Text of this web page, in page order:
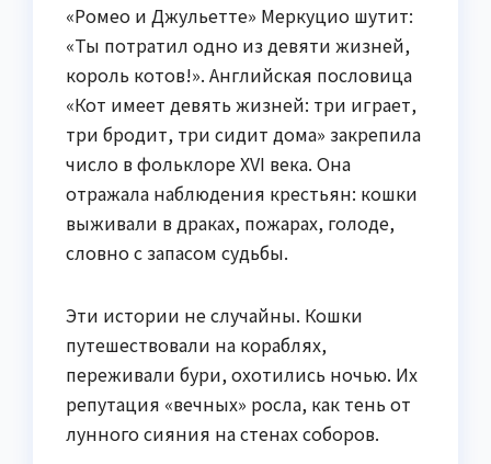
«Ромео и Джульетте» Меркуцио шутит:
«Ты потратил одно из девяти жизней,
король котов!». Английская пословица
«Кот имеет девять жизней: три играет,
три бродит, три сидит дома» закрепила
число в фольклоре XVI века. Она
отражала наблюдения крестьян: кошки
выживали в драках, пожарах, голоде,
словно с запасом судьбы.
Эти истории не случайны. Кошки
путешествовали на кораблях,
переживали бури, охотились ночью. Их
репутация «вечных» росла, как тень от
лунного сияния на стенах соборов.